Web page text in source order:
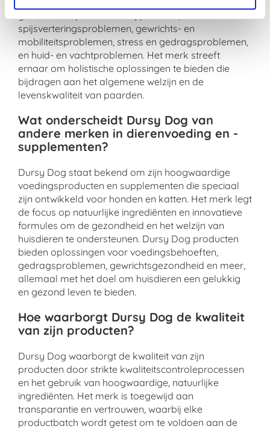
spijsverteringsproblemen, gewrichts- en
mobiliteitsproblemen, stress en gedragsproblemen,
en huid- en vachtproblemen. Het merk streeft
ernaar om holistische oplossingen te bieden die
bijdragen aan het algemene welzijn en de
levenskwaliteit van paarden.
Wat onderscheidt Dursy Dog van
andere merken in dierenvoeding en -
supplementen?
Dursy Dog staat bekend om zijn hoogwaardige
voedingsproducten en supplementen die speciaal
zijn ontwikkeld voor honden en katten. Het merk legt
de focus op natuurlijke ingrediënten en innovatieve
formules om de gezondheid en het welzijn van
huisdieren te ondersteunen. Dursy Dog producten
bieden oplossingen voor voedingsbehoeften,
gedragsproblemen, gewrichtsgezondheid en meer,
allemaal met het doel om huisdieren een gelukkig
en gezond leven te bieden.
Hoe waarborgt Dursy Dog de kwaliteit
van zijn producten?
Dursy Dog waarborgt de kwaliteit van zijn
producten door strikte kwaliteitscontroleprocessen
en het gebruik van hoogwaardige, natuurlijke
ingrediënten. Het merk is toegewijd aan
transparantie en vertrouwen, waarbij elke
productbatch wordt getest om te voldoen aan de